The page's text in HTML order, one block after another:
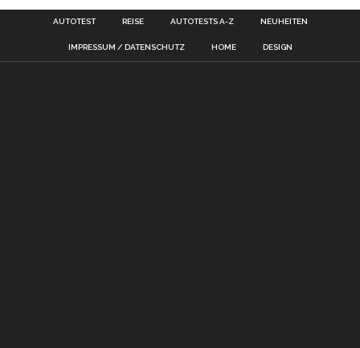
AUTOTEST REISE AUTOTESTS A-Z NEUHEITEN
IMPRESSUM / DATENSCHUTZ HOME DESIGN